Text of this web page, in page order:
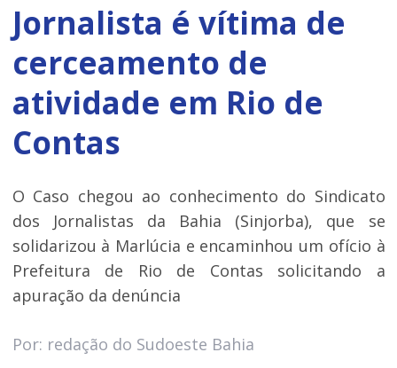
Jornalista é vítima de
cerceamento de
atividade em Rio de
Contas
O Caso chegou ao conhecimento do Sindicato
dos Jornalistas da Bahia (Sinjorba), que se
solidarizou à Marlúcia e encaminhou um ofício à
Prefeitura de Rio de Contas solicitando a
apuração da denúncia
Por: redação do Sudoeste Bahia